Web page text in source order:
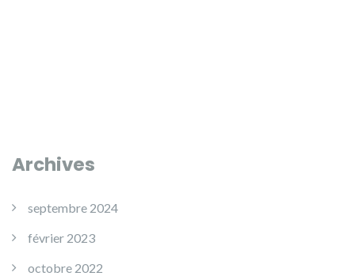
Archives
septembre 2024
février 2023
octobre 2022